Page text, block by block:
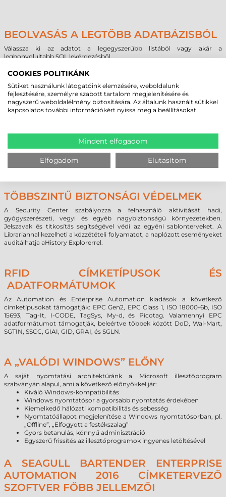
BEOLVASÁS A LEGTÖBB ADATBÁZISBÓL
Válassza ki az adatot a legegyszerűbb listából vagy akár a
legbonyolultabb SQL lekérdezésből.
táblázatokhoz és adatbázisokhoz. Ez magában foglalja a Microsoft
adatformátumhoz – beleértve a nem Windows-alapúakat is, pl. LINUX,
AS/400, Oracle stb. A BarTender támogatja a tervezés közbeni
adatmegtekintést és a nyomtatás idejű adatösszefűzést.
KÁRTYANYOMTATÁS ÉS KÓDOLÁS
A BarTender 10-es verziója hatékony funkciókat biztosít az
azonosítókártyák, belépőkártyák, tagkártyák és bármilyen
plasztikkártya tervezéséhez, nyomtatásához és kódolásához.
TÖBBSZINTŰ BIZTONSÁGI VÉDELMEK
A Security Center szabályozza a felhasználó aktivitását hadi,
gyógyszerészeti, vegyi és egyéb nagybiztonságú környezetekben.
Jelszavak és titkosítás segítségével védi az egyéni sablonterveket. A
Librariannal kezelheti a közzétételi folyamatot, a naplózott eseményeket
auditálhatja aHistory Explorerrel.
RFID CÍMKETÍPUSOK ÉS
ADATFORMÁTUMOK
Az Automation és Enterprise Automation kiadások a következő
címketípusokat támogatják: EPC Gen2, EPC Class 1, ISO 18000-6b, ISO
15693, Tag-It, I-CODE, TagSys, My-d, és Picotag. Valamennyi EPC
adatformátumot támogatják, beleértve többek között DoD, Wal-Mart,
SGTIN, SSCC, GIAI, GID, GRAI, és SGLN.
A „VALÓDI WINDOWS” ELŐNY
A saját nyomtatási architektúránk a Microsoft illesztőprogram
szabványán alapul, ami a következő előnyökkel jár:
Kiváló Windows-kompatibilitás
Windows nyomtatósor a gyorsabb nyomtatás érdekében
Kiemelkedő hálózati kompatibilitás és sebesség
Nyomtatóállapot megjelenítése a Windows nyomtatósorban, pl.
„Offline”, „Elfogyott a festékszalag”
Gyors betanulás, könnyű adminisztráció
Egyszerű frissítés az illesztőprogramok ingyenes letöltésével
A SEAGULL BARTENDER ENTERPRISE
AUTOMATION 2016 CÍMKETERVEZŐ
SZOFTVER FŐBB JELLEMZŐI
COOKIES POLITIKÁNK
Sütiket használunk látogatóink elemzésére, weboldalunk
fejlesztésére, személyre szabott tartalom megjelenítésére és
nagyszerű weboldalélmény biztosítására. Az általunk használt sütikkel
kapcsolatos további információkért nyissa meg a beállításokat.
Mindent elfogadom
Elfogadom Elutasítom